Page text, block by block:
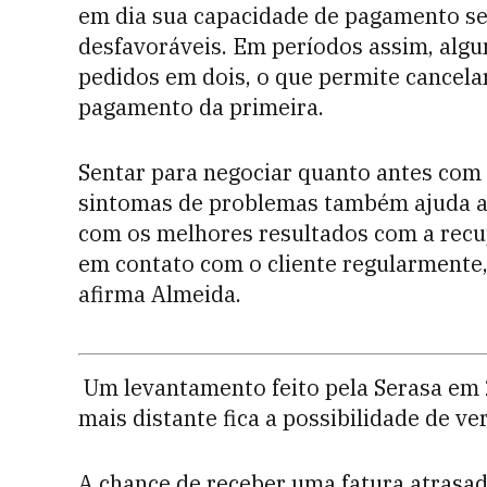
em dia sua capacidade de pagamento
desfavoráveis. Em períodos assim,
pedidos em dois, o que permite
pagamento da primeira.
Sentar para negociar quanto antes
sintomas de problemas também ajuda
com os melhores resultados com a
em contato com o cliente
afirma Almeida.
Um levantamento feito pela Serasa
mais distante fica a possibilidade de